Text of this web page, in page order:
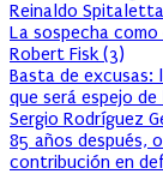
Reinaldo Spitaletta
La sospecha
Robert Fisk (3)
Basta de excusas:
que será espejo
Sergio Rodríguez
85 años después,
contribución en